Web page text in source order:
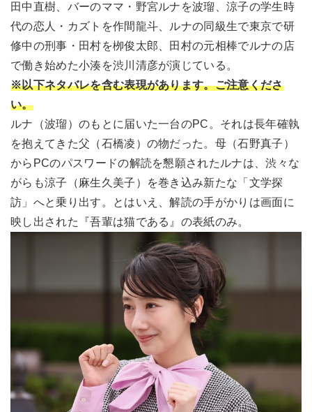
田中直樹、バーのママ・野宮ルナを波瑠、涼子の学生時
代の恋人・カズトを作間龍斗、ルナの同級生で東京で研
修中の刑事・田村を栁俊太郎、田村の元相棒でルナの店
で働き始めた小湊を渋川清彦が演じている。
※以下ネタバレを含む表現があります。ご注意くださ
い。
ルナ（波瑠）のもとに届いた一台のPC。それは長年確執
を抱えてきた父（石橋凌）の物だった。母（石野真子）
からPCのパスワードの解読を懇願されたルナは、渋々な
がらも涼子（麻生久美子）を巻き込み新たな「文学探
訪」へと乗り出す。とはいえ、解読の手がかりは画面に
映し出された『吾輩は猫である』の表紙のみ。